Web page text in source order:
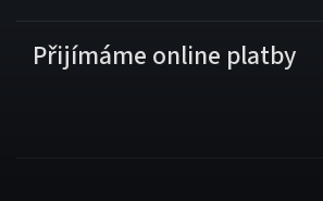
Přijímáme online platby